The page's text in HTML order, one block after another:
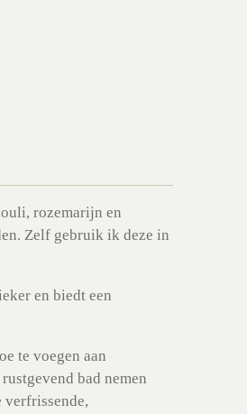
rozemarijn en
Zelf gebruik ik deze in
en biedt een
te voegen aan
bad nemen
verfrissende,